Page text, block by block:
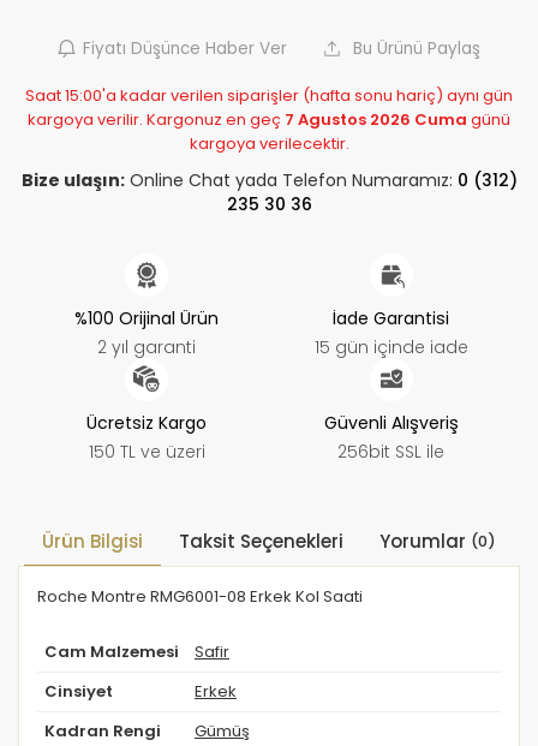
Fiyatı Düşünce Haber Ver Bu Ürünü Paylaş
Saat 15:00'a kadar verilen siparişler (hafta sonu hariç) aynı gün
kargoya verilir. Kargonuz en geç 7 Agustos 2026 Cuma günü
kargoya verilecektir.
Bize ulaşın:Online Chat yada Telefon Numaramız: 0 (312)
235 30 36
%100 Orijinal Ürün
2 yıl garanti
İade Garantisi
15 gün içinde iade
Ücretsiz Kargo
150 TL ve üzeri
Güvenli Alışveriş
256bit SSL ile
Ürün Bilgisi Taksit Seçenekleri Yorumlar (0)
Roche Montre RMG6001-08 Erkek Kol Saati
Cam Malzemesi Safir
Cinsiyet Erkek
Kadran Rengi Gümüş